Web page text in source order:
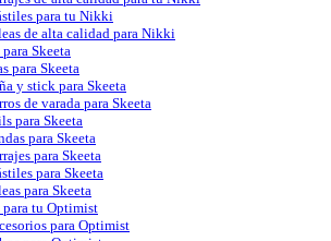
para tu Nikki
de alta calidad para Nikki
Skeeta
para Skeeta
y stick para Skeeta
de varada para Skeeta
para Skeeta
para Skeeta
para Skeeta
para Skeeta
para Skeeta
para tu Optimist
para Optimist